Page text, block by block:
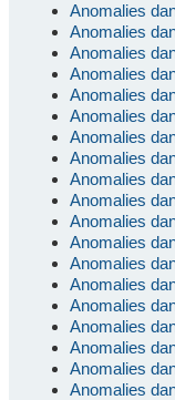
Anomalies
Anomalies
Anomalies
Anomalies
Anomalies
Anomalies
Anomalies
Anomalies
Anomalies
Anomalies
Anomalies
Anomalies
Anomalies
Anomalies
Anomalies
Anomalies
Anomalies
Anomalies
Anomalies